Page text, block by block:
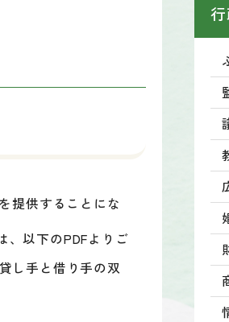
提供することにな
、以下のPDFよりご
し手と借り手の双